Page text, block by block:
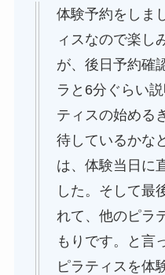
体験予約をしま
ィスなので楽し
が、後日予約確
ラと6分ぐらい
ティスの始める
待しているかな
は、体験当日に
した。そして最
れて、他のピラ
もりです。と言
ピラティスを体